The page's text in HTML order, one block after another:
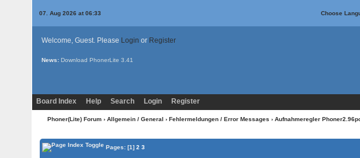
07. Aug 2026 at 06:33 Choose
Welcome, Guest. Please Login or Register
News: Download PhonerLite 3.41
Board Index Help Search Login Register
Phoner(Lite) Forum › Allgemein / General › Fehlermeldungen / Error Messages › Aufnahmeregler
Pages:[1] 2 3